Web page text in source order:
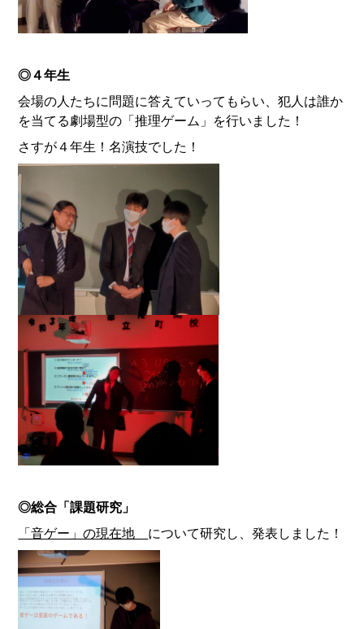
◎４年生
会場の人たちに問題に答えていってもらい、犯人は誰か
を当てる劇場型の「推理ゲーム」を行いました！
さすが４年生！名演技でした！
◎総合「課題研究」
「音ゲー」の現在地 について研究し、発表しました！